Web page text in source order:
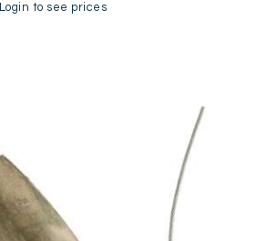
Login to see prices